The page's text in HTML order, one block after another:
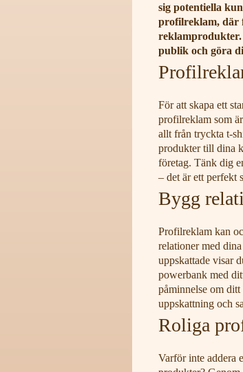
sig potentiella
profilreklam, där
publik och göra
För att skapa ett
profilreklam som
allt från tryckta t-
produkter till dina
företag. Tänk dig
– det är ett perfekt
Bygg
Profilreklam kan
relationer med
uppskattade visar
powerbank med
påminnelse om
uppskattning och
Roliga
Varför inte addera